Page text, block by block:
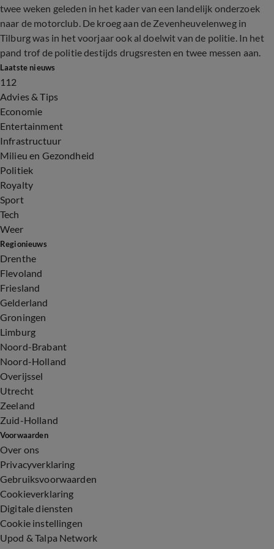
twee weken geleden in het kader van een landelijk onderzoek
naar de motorclub. De kroeg aan de Zevenheuvelenweg in
Tilburg was in het voorjaar ook al doelwit van de politie. In het
pand trof de politie destijds drugsresten en twee messen aan.
Laatste nieuws
112
Advies & Tips
Economie
Entertainment
Infrastructuur
Milieu en Gezondheid
Politiek
Royalty
Sport
Tech
Weer
Regionieuws
Drenthe
Flevoland
Friesland
Gelderland
Groningen
Limburg
Noord-Brabant
Noord-Holland
Overijssel
Utrecht
Zeeland
Zuid-Holland
Voorwaarden
Over ons
Privacyverklaring
Gebruiksvoorwaarden
Cookieverklaring
Digitale diensten
Cookie instellingen
Upod & Talpa Network